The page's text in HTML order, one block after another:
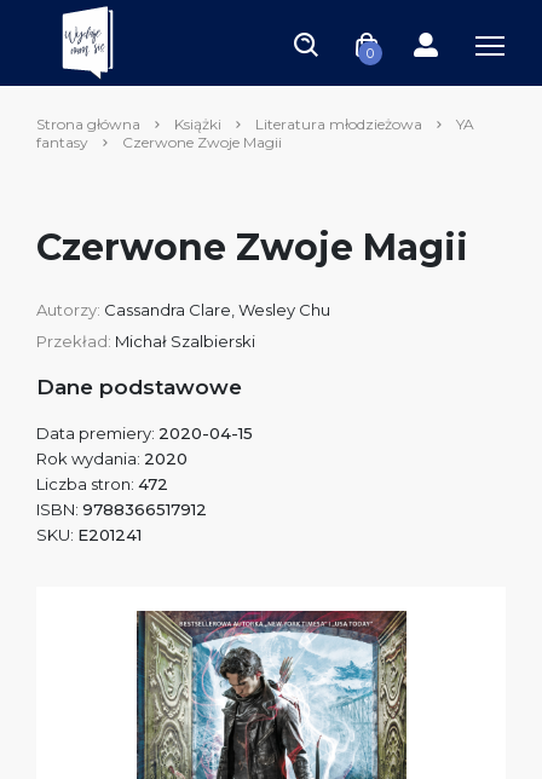
0
Strona główna Książki Literatura młodzieżowa
YA
fantasy
Czerwone Zwoje Magii
Czerwone Zwoje Magii
Autorzy: Cassandra Clare Wesley Chu
Przekład: Michał Szalbierski
Dane podstawowe
Data premiery: 2020-04-15
Rok wydania: 2020
Liczba stron: 472
ISBN: 9788366517912
SKU: E201241